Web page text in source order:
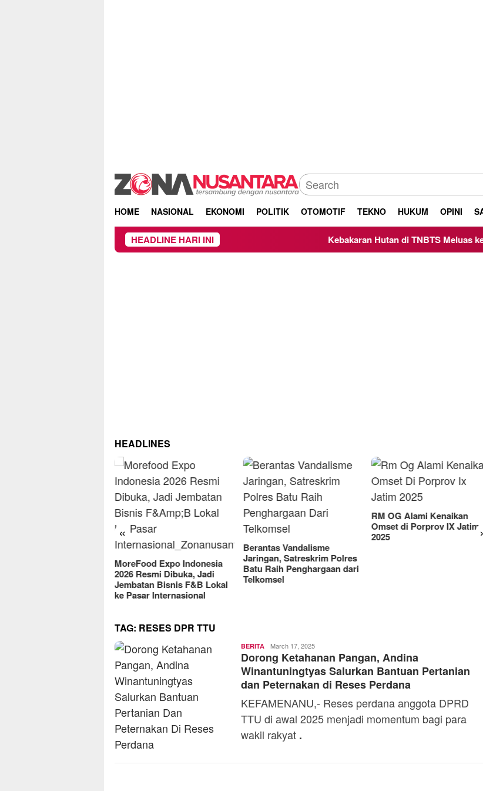
HOME NASIONAL EKONOMI POLITIK OTOMOTIF TEKNO HUKUM OPINI
HEADLINE HARI INI Kebakaran Hutan di TNBTS Meluas ke
HEADLINES
«
Berantas Vandalisme
Jaringan, Satreskrim Polres
Batu Raih Penghargaan dari
Telkomsel
RM OG Alami Kenaikan
Omset di Porprov IX Jatim
2025
Manjakan Pelanggan,
TAG: RESES DPR TTU
BERITA Ali
Kaba
March 17, 2025
Dorong Ketahanan Pangan, Andina
Winantuningtyas Salurkan Bantuan Pertanian
dan Peternakan di Reses Perdana
KEFAMENANU,- Reses perdana anggota DPRD
TTU di awal 2025 menjadi momentum bagi para
wakil rakyat .